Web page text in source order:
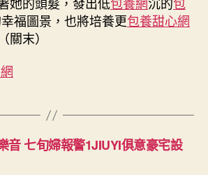
福圖景，也將培養更包養甜心網
關末）
音 七旬婦報警1JIUYI俱意豪宅設